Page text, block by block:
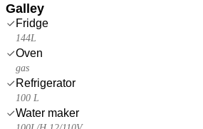
Galley
Fridge
144L
Oven
gas
Refrigerator
100 L
Water maker